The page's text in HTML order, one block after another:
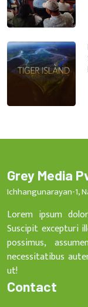
Grey Media
Ichhangunarayan-1,
Lorem ipsum
Suscipit excepturi
possimus,
necessitatibus
ut!
Contact